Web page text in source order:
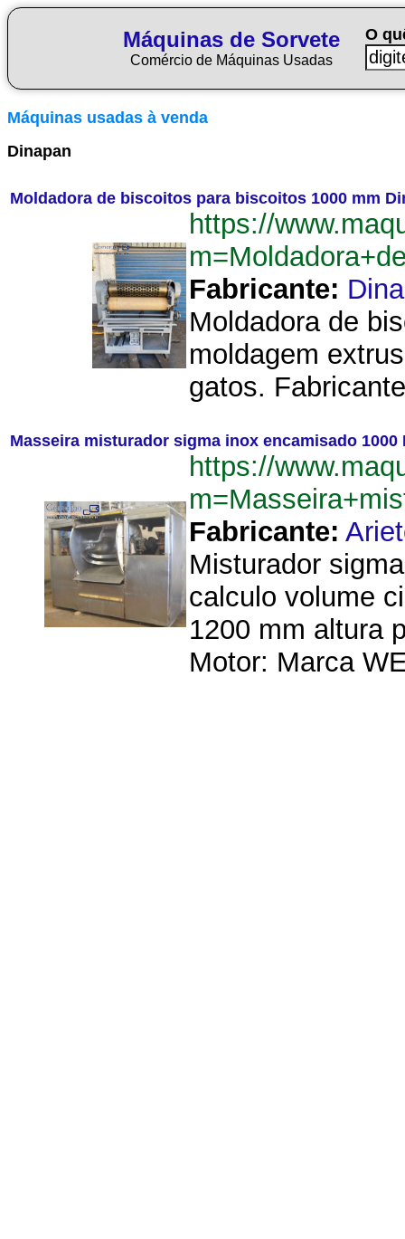
Máquinas de Sorvete
Comércio de Máquinas Usadas
O
Máquinas usadas à venda
Dinapan
Moldadora de biscoitos para biscoitos 1000 mm
https://
Fabricante:
Moldadora de
moldagem
gatos.
Masseira misturador sigma inox encamisado 1000
https://
Fabricante:
Misturador
calculo volume
1200 mm altura
Motor: Marca